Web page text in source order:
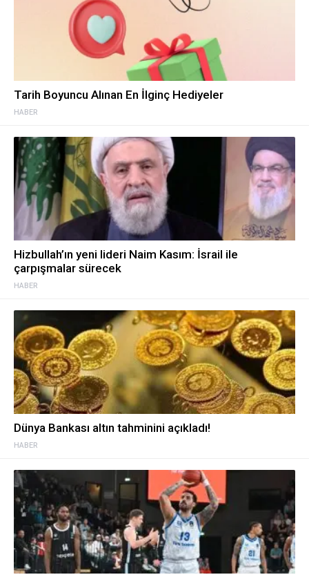
HABER
Tarih Boyuncu Alınan En İlginç Hediyeler
HABER
Hizbullah’ın yeni lideri Naim Kasım: İsrail ile
çarpışmalar sürecek
HABER
Dünya Bankası altın tahminini açıkladı!